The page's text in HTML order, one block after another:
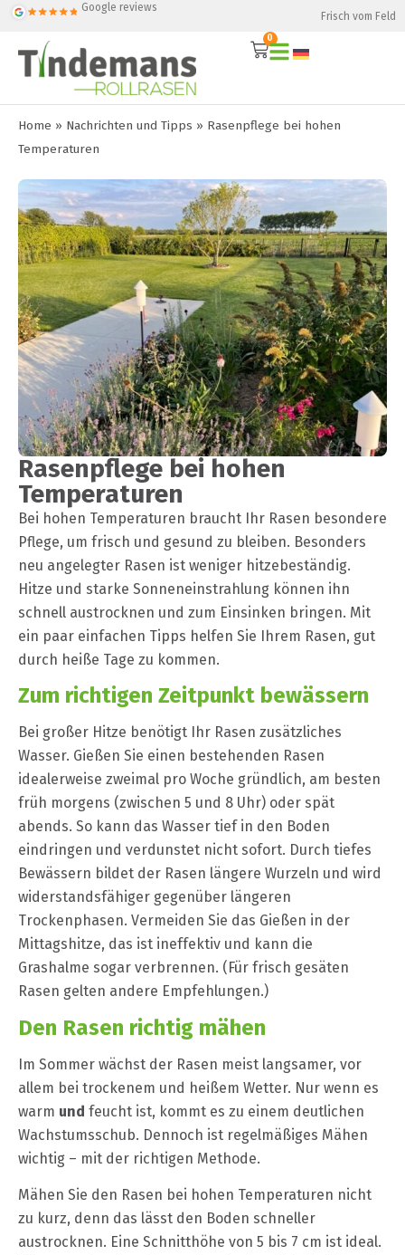
Google reviews
Frisch vom Feld
0
Home » Nachrichten und Tipps » Rasenpflege bei hohen
Temperaturen
Rasenpflege bei hohen
Temperaturen
Bei hohen Temperaturen braucht Ihr Rasen besondere
Pflege, um frisch und gesund zu bleiben. Besonders
neu angelegter Rasen ist weniger hitzebeständig.
Hitze und starke Sonneneinstrahlung können ihn
schnell austrocknen und zum Einsinken bringen. Mit
ein paar einfachen Tipps helfen Sie Ihrem Rasen, gut
durch heiße Tage zu kommen.
Zum richtigen Zeitpunkt bewässern
Bei großer Hitze benötigt Ihr Rasen zusätzliches
Wasser. Gießen Sie einen bestehenden Rasen
idealerweise zweimal pro Woche gründlich, am besten
früh morgens (zwischen 5 und 8 Uhr) oder spät
abends. So kann das Wasser tief in den Boden
eindringen und verdunstet nicht sofort. Durch tiefes
Bewässern bildet der Rasen längere Wurzeln und wird
widerstandsfähiger gegenüber längeren
Trockenphasen. Vermeiden Sie das Gießen in der
Mittagshitze, das ist ineffektiv und kann die
Grashalme sogar verbrennen. (Für frisch gesäten
Rasen gelten andere Empfehlungen.)
Den Rasen richtig mähen
Im Sommer wächst der Rasen meist langsamer, vor
allem bei trockenem und heißem Wetter. Nur wenn es
warm und feucht ist, kommt es zu einem deutlichen
Wachstumsschub. Dennoch ist regelmäßiges Mähen
wichtig – mit der richtigen Methode.
Mähen Sie den Rasen bei hohen Temperaturen nicht
zu kurz, denn das lässt den Boden schneller
austrocknen. Eine Schnitthöhe von 5 bis 7 cm ist ideal.